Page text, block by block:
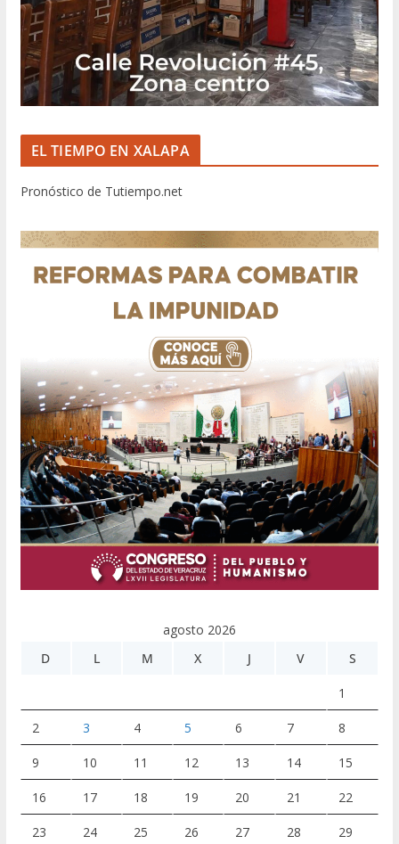
EL TIEMPO EN XALAPA
Pronóstico de Tutiempo.net
agosto 2026
D
L M X J V S
1
2 3 4 5 6 7 8
9 10 11 12 13 14 15
16 17 18 19 20 21 22
23 24 25 26 27 28 29